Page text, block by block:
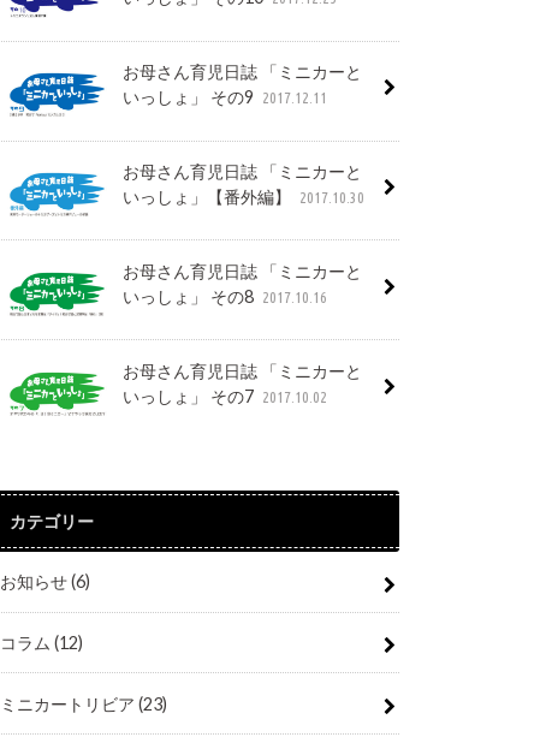
お母さん育児日誌 「ミニカーと
いっしょ」 その9
2017.12.11
お母さん育児日誌 「ミニカーと
いっしょ」【番外編】
2017.10.30
お母さん育児日誌 「ミニカーと
いっしょ」 その8 2017.10.16
お母さん育児日誌 「ミニカーと
いっしょ」 その7 2017.10.02
カテゴリー
お知らせ(6)
コラム(12)
ミニカートリビア(23)